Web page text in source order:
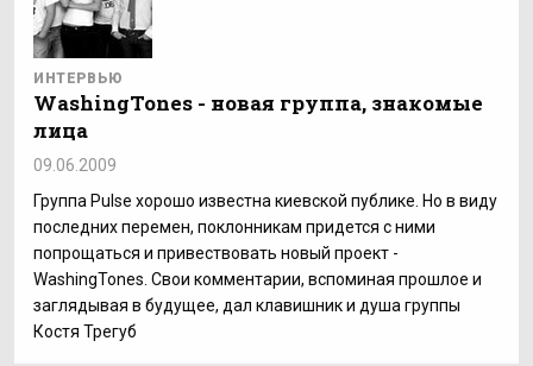
ИНТЕРВЬЮ
WashingTones - новая группа, знакомые
лица
09.06.2009
Группа Pulse хорошо известна киевской публике. Но в виду
последних перемен, поклонникам придется с ними
попрощаться и привествовать новый проект -
WashingTones. Свои комментарии, вспоминая прошлое и
заглядывая в будущее, дал клавишник и душа группы
Костя Трегуб